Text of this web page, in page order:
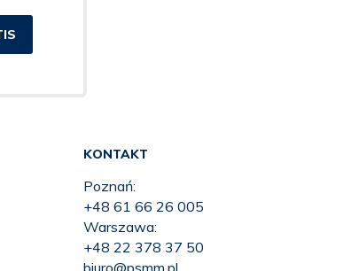
KONTAKT
Poznań:
+48 61 66 26 005
Warszawa:
+48 22 378 37 50
biuro@psmm.pl